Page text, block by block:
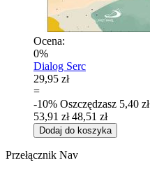
Ocena:
0%
Dialog Serc
29,95 zł
=
-10% Oszczędzasz 5,40 zł
53,91 zł 48,51 zł
Dodaj do koszyka
Przełącznik Nav